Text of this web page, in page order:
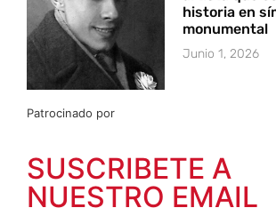
historia en
monumental
Junio 1, 2026
Patrocinado por
SUSCRIBETE A
NUESTRO EMAIL